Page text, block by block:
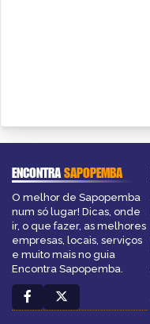
ENCONTRASAPOPEMBA
O melhor de Sapopemba
num só lugar! Dicas, onde
ir, o que fazer, as melhores
empresas, locais, serviços
e muito mais no guia
Encontra Sapopemba.